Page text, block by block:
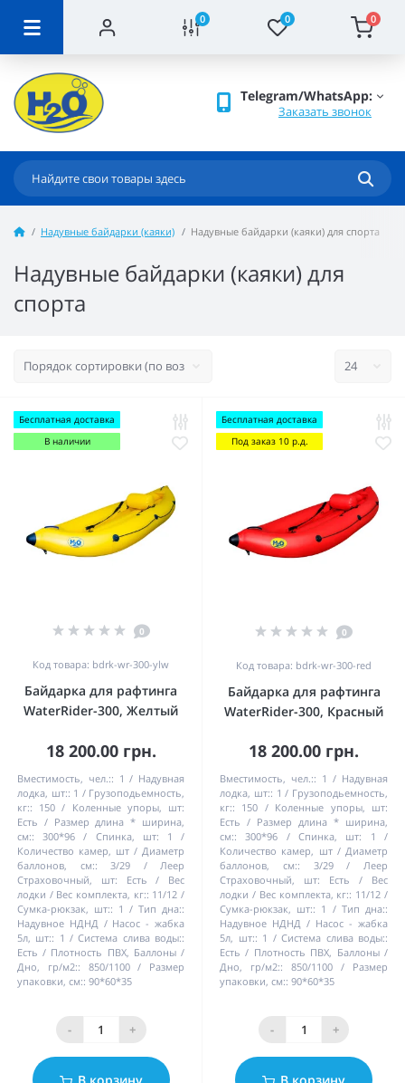
0 0 0
Telegram/WhatsApp:
Заказать звонок
Надувные байдарки (каяки) Надувные байдарки (каяки) для спорта
Надувные байдарки (каяки) для
спорта
Бесплатная доставка
В наличии
0
Код товара: bdrk-wr-300-ylw
Байдарка для рафтинга
WaterRider-300, Желтый
18 200.00 грн.
Вместимость, чел.:: 1
Надувная
лодка, шт:: 1
Грузоподьемность,
кг:: 150
Коленные упоры, шт:
Есть
Размер длина * ширина,
см::
300*96 Спинка, шт:
1
Количество камер, шт / Диаметр
баллонов, см::
3/29
Леер
Страховочный, шт:
Есть
Вес
лодки / Вес комплекта, кг:: 11/12
Сумка-рюкзак, шт:: 1
Тип дна::
Надувное НДНД
Насос - жабка
5л, шт:: 1
Система слива воды::
Есть
Плотность ПВХ, Баллоны /
Дно, гр/м2::
850/1100
Размер
упаковки, см:: 90*60*35
- +
Бесплатная доставка
Под заказ 10 р.д.
0
Код товара: bdrk-wr-300-red
Байдарка для рафтинга
WaterRider-300, Красный
18 200.00 грн.
Вместимость, чел.:: 1
Надувная
лодка, шт:: 1
Грузоподьемность,
кг:: 150
Коленные упоры, шт:
Есть
Размер длина * ширина,
см::
300*96 Спинка, шт:
1
Количество камер, шт / Диаметр
баллонов, см::
3/29
Леер
Страховочный, шт:
Есть
Вес
лодки / Вес комплекта, кг:: 11/12
Сумка-рюкзак, шт:: 1
Тип дна::
Надувное НДНД
Насос - жабка
5л, шт:: 1
Система слива воды::
Есть
Плотность ПВХ, Баллоны /
Дно, гр/м2::
850/1100
Размер
упаковки, см:: 90*60*35
- +